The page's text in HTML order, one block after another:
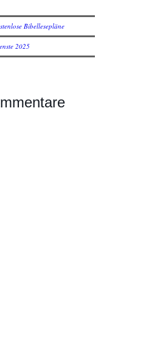
Bibellesepläne
2025